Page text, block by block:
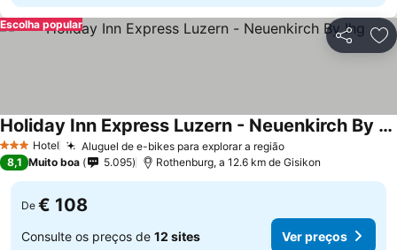
Partilhar
Escolha popular
3 EstrelasHotel Aluguel de e-bikes para explorar a regiãoVer preços
Holiday Inn Express Luzern - Neuenkirch By Ihg
Ver preços
8,1 Muito boa 5.095 Rothenburg, a 12.6 km de Gisikon
De € 108
Consulte os preços de 12 sites Ver preços